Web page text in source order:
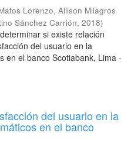
Lorenzo, Allison Milagros
Sánchez Carrión, 2018)
si existe relación
del usuario en la
en el banco Scotiabank, Lima -
del usuario en la
en el banco